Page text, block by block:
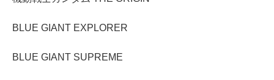
BLUE GIANT EXPLORER
BLUE GIANT SUPREME